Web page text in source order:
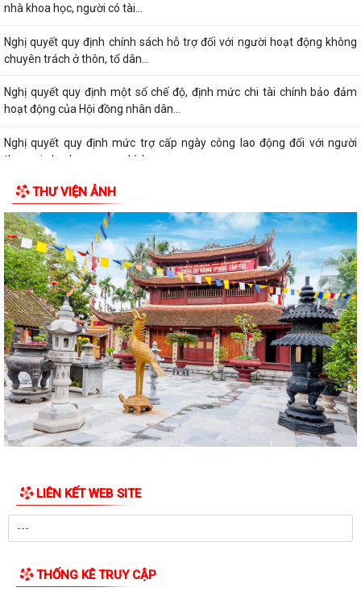
nhà khoa học, người có tài...
Nghị quyết quy định chính sách hỗ trợ đối với người hoạt động không
chuyên trách ở thôn, tổ dân...
Nghị quyết quy định một số chế độ, định mức chi tài chính bảo đảm
hoạt động của Hội đồng nhân dân...
Nghị quyết quy định mức trợ cấp ngày công lao động đối với người
tham gia lực lượng xung kích...
THƯ VIỆN ẢNH
LIÊN KẾT WEB SITE
THỐNG KÊ TRUY CẬP